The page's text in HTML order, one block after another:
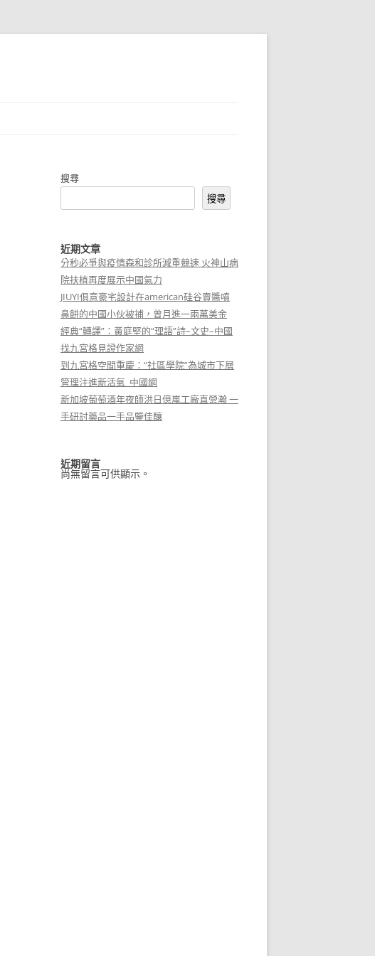
搜尋
搜尋
近期文章
分秒必爭與疫情森和診所減重競速 火神山病
院扶植再度展示中國氣力
JIUYI俱意豪宅設計在american硅谷賣醬噴
鼻餅的中國小伙被捕，曾月進一兩萬美金
經典“轉譯”：黃庭堅的“理語”詩–文史–中國
找九宮格見證作家網
到九宮格空間重慶：“社區學院”為城市下層
管理注進新活氣_中國網
新加坡葡萄酒年夜師洪日億嵐工廠直營瀚 一
手研討藥品一手品鑒佳釀
近期留言
尚無留言可供顯示。